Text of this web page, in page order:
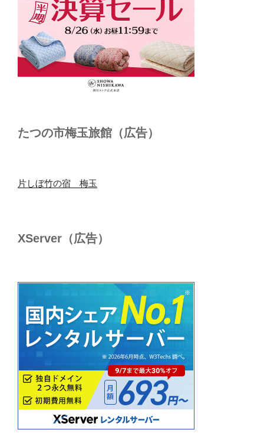
たつの市梅玉旅館（広告）
片しぼ竹の宿 梅玉
XServer（広告）